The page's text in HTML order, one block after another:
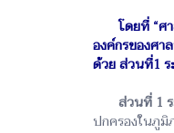
โดยที่ “ศ
องค์กรของศา
ด้วย ส่วนที่1 ร
ส่วนที่ 1
ปกครองในภูมิ